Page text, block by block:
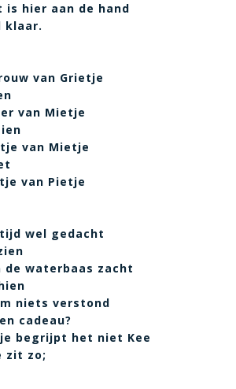
hier aan de hand
klaar.
van Grietje
van Mietje
van Mietje
van Pietje
wel gedacht
waterbaas zacht
niets verstond
cadeau?
begrijpt het niet Kee
zit zo;